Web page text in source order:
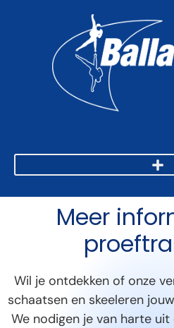
Meer
Wil je ontdekken of onze
schaatsen en skeeleren
We nodigen je van harte